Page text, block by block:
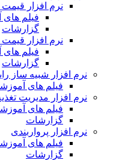
نرم افزار
فیلم
گزارشات
نرم افزار
فیلم
گزارشات
نرم افزار شبیه ساز
فیلم های
نرم افزار مدیریت
فیلم های
گزارشات
نرم افزار پرواربندی
فیلم های
گزارشات